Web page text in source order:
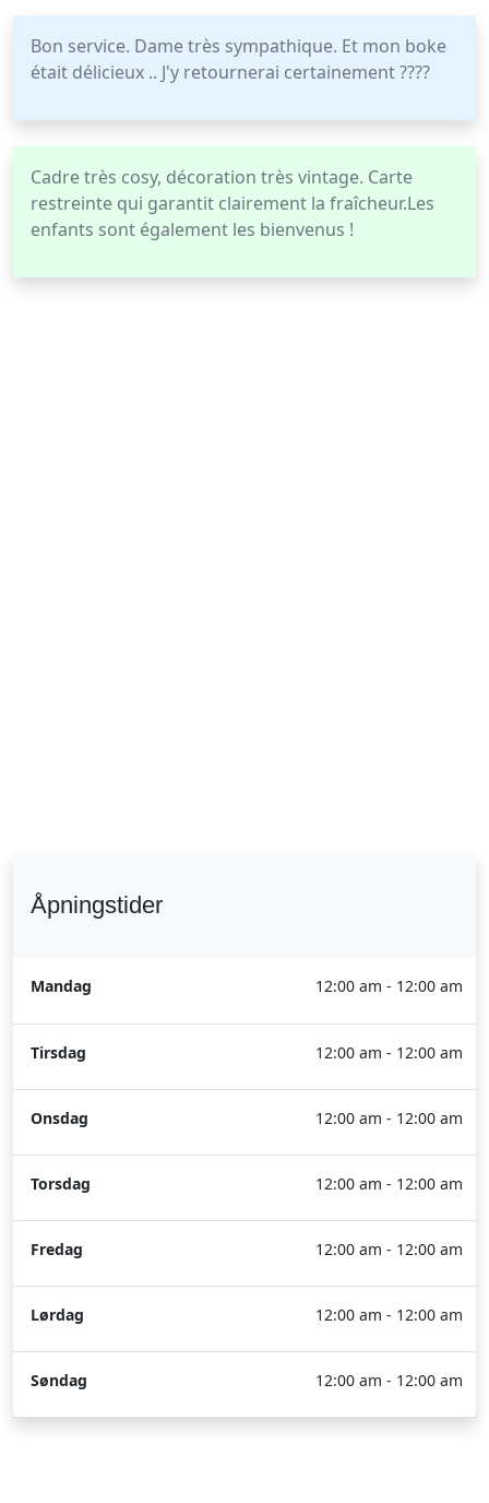
Bon service. Dame très sympathique. Et mon boke
était délicieux .. J'y retournerai certainement ????
Cadre très cosy, décoration très vintage. Carte
restreinte qui garantit clairement la fraîcheur.Les
enfants sont également les bienvenus !
Åpningstider
Mandag 12:00 am - 12:00 am
Tirsdag 12:00 am - 12:00 am
Onsdag 12:00 am - 12:00 am
Torsdag 12:00 am - 12:00 am
Fredag 12:00 am - 12:00 am
Lørdag 12:00 am - 12:00 am
Søndag 12:00 am - 12:00 am